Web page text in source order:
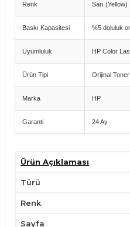
Renk Sarı (Yellow)
Baskı Kapasitesi %5 doluluk
Uyumluluk HP Color
Ürün Tipi Orijinal Toner
Marka HP
Garanti 24 Ay
HP Color LaserJet 3700
HP Color LaserJet 3700DN
Avantajlar
Ürün Açıklaması
Türü
Renk
Sayfa